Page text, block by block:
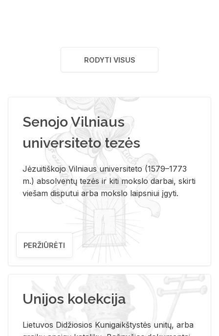
RODYTI VISUS
Senojo Vilniaus
universiteto tezės
Jėzuitiškojo Vilniaus universiteto (1579–1773
m.) absolventų tezės ir kiti mokslo darbai, skirti
viešam disputui arba mokslo laipsniui įgyti.
PERŽIŪRĖTI
Unijos kolekcija
Lietuvos Didžiosios Kunigaikštystės unitų, arba